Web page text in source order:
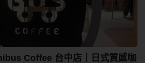
Coffee 台中店｜日式質感咖